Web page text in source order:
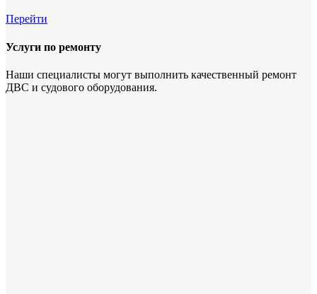
Перейти
Услуги по ремонту
Наши специалисты могут выполнить качественный ремонт
ДВС и судового оборудования.